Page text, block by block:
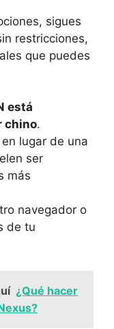
sigues
restricciones,
que puedes
está
chino.
en lugar de una
ser
más
navegador o
de tu
¿Qué hacer